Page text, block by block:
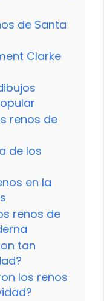
de Santa
Clarke
renos de
de los
en la
renos de
tan
los renos